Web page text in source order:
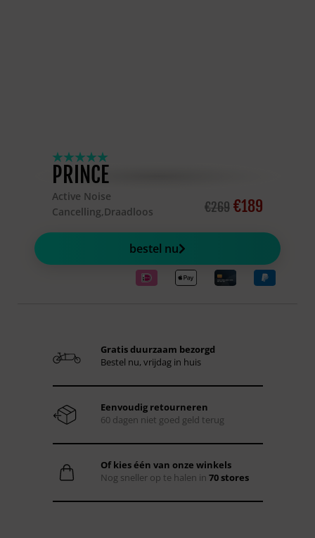
PRINCE
Active Noise
Cancelling,Draadloos
€269 €189
bestel nu
Gratis duurzaam bezorgd
Bestel nu, vrijdag in huis
Eenvoudig retourneren
60 dagen niet goed geld terug
Of kies één van onze winkels
Nog sneller op te halen in 70 stores